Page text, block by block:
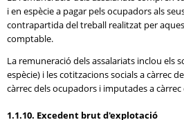
i en espècie a pagar pels ocupadors als
contrapartida del treball realitzat per
comptable.
La remuneració dels assalariats inclou els
espècie) i les cotitzacions socials a càrrec
càrrec dels ocupadors i imputades a
1.1.10. Excedent brut d'explotació